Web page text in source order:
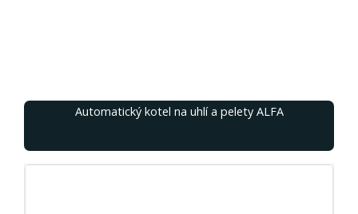
Automatický kotel na uhlí a pelety ALFA